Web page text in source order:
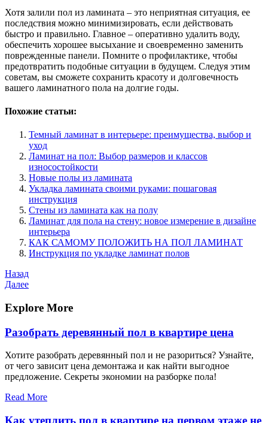
Хотя залили пол из ламината – это неприятная ситуация, ее
последствия можно минимизировать, если действовать
быстро и правильно. Главное – оперативно удалить воду,
обеспечить хорошее высыхание и своевременно заменить
поврежденные панели. Помните о профилактике, чтобы
предотвратить подобные ситуации в будущем. Следуя этим
советам, вы сможете сохранить красоту и долговечность
вашего ламинатного пола на долгие годы.
Похожие статьи:
Темный ламинат в интерьере: преимущества, выбор и
уход
Ламинат на пол: Выбор размеров и классов
износостойкости
Новые полы из ламината
Укладка ламината своими руками: пошаговая
инструкция
Стены из ламината как на полу
Ламинат для пола на стену: новое измерение в дизайне
интерьера
КАК САМОМУ ПОЛОЖИТЬ НА ПОЛ ЛАМИНАТ
Инструкция по укладке ламинат полов
Навигация
по
записям
Предыдущая
запись
Назад
Следующая
Далее
Explore More
Разобрать деревянный пол в квартире цена
Хотите разобрать деревянный пол и не разориться? Узнайте,
от чего зависит цена демонтажа и как найти выгодное
предложение. Секреты экономии на разборке пола!
Read More
Как утеплить пол в квартире на первом этаже не